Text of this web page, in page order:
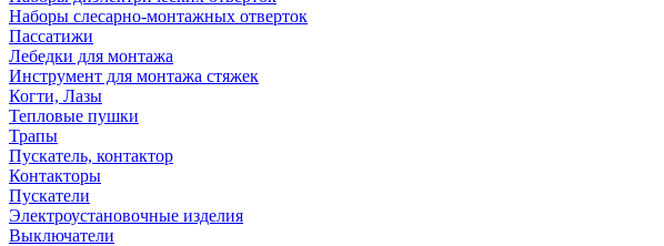
Наборы слесарно-монтажных отверток
Пассатижи
Лебедки для монтажа
Инструмент для монтажа стяжек
Когти, Лазы
Тепловые пушки
Трапы
Пускатель, контактор
Контакторы
Пускатели
Электроустановочные изделия
Выключатели